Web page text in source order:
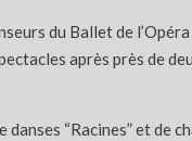
du Ballet de
après près de
danses “Racines” et